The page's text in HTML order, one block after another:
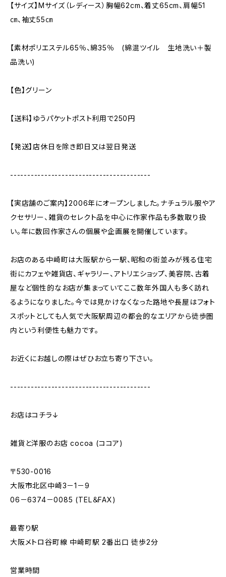
【サイズ】Mサイズ（レディース）胸幅62cm、着丈65cm、肩幅51
㎝、袖丈55㎝
【素材ポリエステル65％、綿35％ (綿混ツイル 生地洗い＋製
品洗い)
【色】グリーン
【送料】ゆうパケットポスト利用で250円
【発送】店休日を除き即日又は翌日発送
-----------------------------------------
【実店舗のご案内】2006年にオープンしました。ナチュラル服やア
クセサリー、雑貨のセレクト品を中心に作家作品も多数取り扱
い。年に数回作家さんの個展や企画展を開催しています。
お店のある中崎町は大阪駅から一駅、昭和の街並みが残る住宅
街にカフェや雑貨店、ギャラリー、アトリエショップ、美容院、古着
屋など個性的なお店が集まっていてここ数年外国人も多く訪れ
るようになりました。今では見かけなくなった路地や長屋はフォト
スポットとしても人気で大阪駅周辺の都会的なエリアから徒歩圏
内という利便性も魅力です。
お近くにお越しの際はぜひお立ち寄り下さい。
-----------------------------------------
お店はコチラ↓
雑貨と洋服のお店 cocoa (ココア)
〒530-0016
大阪市北区中崎3－1－9
06－6374－0085 (TEL＆FAX)
最寄り駅
大阪メトロ谷町線 中崎町駅 2番出口 徒歩2分
営業時間